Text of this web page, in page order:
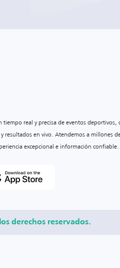
real y precisa de eventos deportivos,
resultados en vivo. Atendemos a millones
excepcional e información confiable.
derechos reservados.